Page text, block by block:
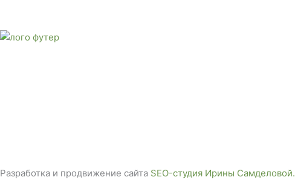
Разработка и продвижение сайта SEO-студия Ирины Самделовой.